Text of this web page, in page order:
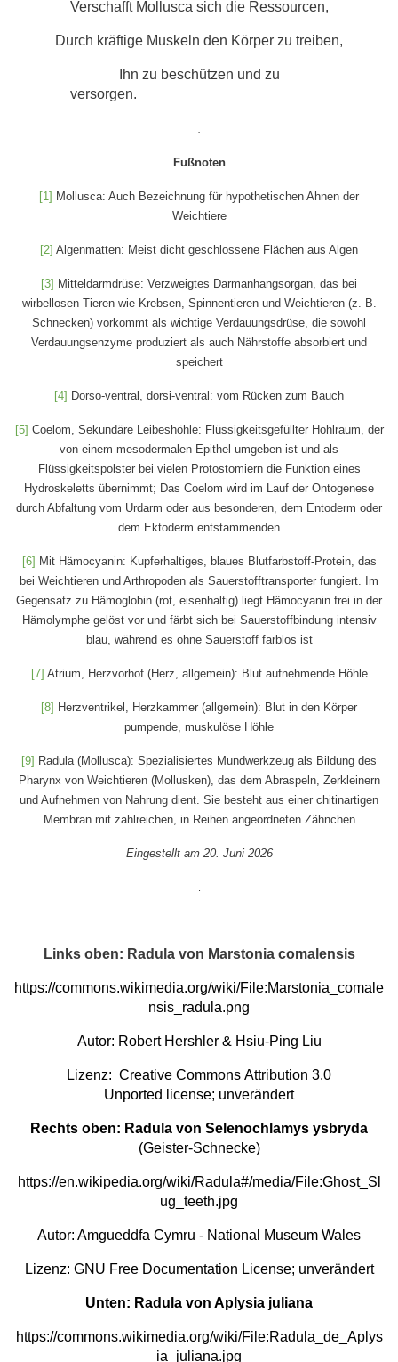
Verschafft Mollusca sich die Ressourcen,
Durch kräftige Muskeln den Körper zu treiben,
Ihn zu beschützen und zu
versorgen.
Fußnoten
[1] Mollusca: Auch Bezeichnung für hypothetischen Ahnen der
Weichtiere
[2] Algenmatten: Meist dicht geschlossene Flächen aus Algen
[3] Mitteldarmdrüse: Verzweigtes Darmanhangsorgan, das bei
wirbellosen Tieren wie Krebsen, Spinnentieren und Weichtieren (z. B.
Schnecken) vorkommt als wichtige Verdauungsdrüse, die sowohl
Verdauungsenzyme produziert als auch Nährstoffe absorbiert und
speichert
[4] Dorso-ventral, dorsi-ventral: vom Rücken zum Bauch
[5] Coelom, Sekundäre Leibeshöhle: Flüssigkeitsgefüllter Hohlraum, der
von einem mesodermalen Epithel umgeben ist und als
Flüssigkeitspolster bei vielen Protostomiern die Funktion eines
Hydroskeletts übernimmt; Das Coelom wird im Lauf der Ontogenese
durch Abfaltung vom Urdarm oder aus besonderen, dem Entoderm oder
dem Ektoderm entstammenden
[6] Mit Hämocyanin: Kupferhaltiges, blaues Blutfarbstoff-Protein, das
bei Weichtieren und Arthropoden als Sauerstofftransporter fungiert. Im
Gegensatz zu Hämoglobin (rot, eisenhaltig) liegt Hämocyanin frei in der
Hämolymphe gelöst vor und färbt sich bei Sauerstoffbindung intensiv
blau, während es ohne Sauerstoff farblos ist
[7] Atrium, Herzvorhof (Herz, allgemein): Blut aufnehmende Höhle
[8] Herzventrikel, Herzkammer (allgemein): Blut in den Körper
pumpende, muskulöse Höhle
[9] Radula (Mollusca): Spezialisiertes Mundwerkzeug als Bildung des
Pharynx von Weichtieren (Mollusken), das dem Abraspeln, Zerkleinern
und Aufnehmen von Nahrung dient. Sie besteht aus einer chitinartigen
Membran mit zahlreichen, in Reihen angeordneten Zähnchen
Eingestellt am 20. Juni 2026
Links oben: Radula von Marstonia comalensis
https://commons.wikimedia.org/wiki/File:Marstonia_comale
nsis_radula.png
Autor: Robert Hershler & Hsiu-Ping Liu
Lizenz: Creative Commons Attribution 3.0
Unported
license; unverändert
Rechts oben: Radula von Selenochlamys ysbryda
(Geister-Schnecke)
https://en.wikipedia.org/wiki/Radula#/media/File:Ghost_Sl
ug_teeth.jpg
Autor: Amgueddfa Cymru - National Museum Wales
Lizenz: GNU Free Documentation License; unverändert
Unten: Radula von Aplysia juliana
https://commons.wikimedia.org/wiki/File:Radula_de_Aplys
ia_juliana.jpg